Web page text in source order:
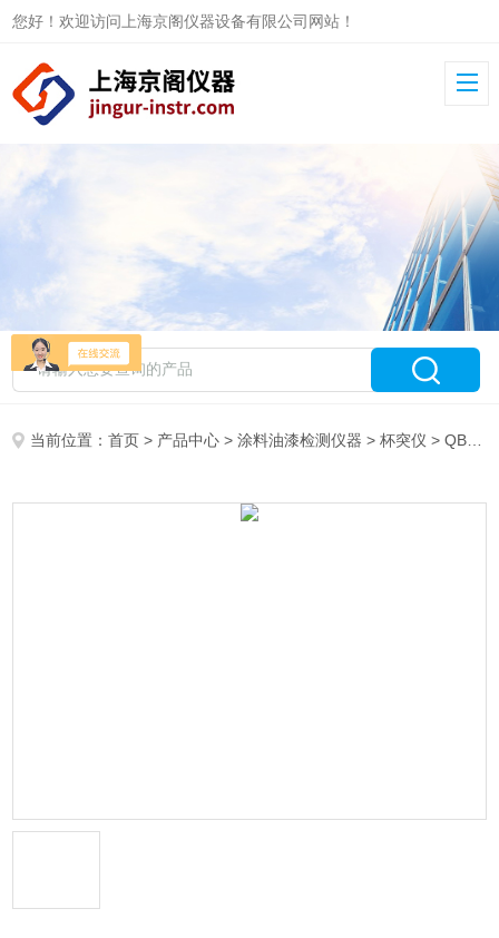
您好！欢迎访问上海京阁仪器设备有限公司网站！
当前位置：首页 > 产品中心 >涂料油漆检测仪器 >杯突仪 > QBJ数显杯突试验机